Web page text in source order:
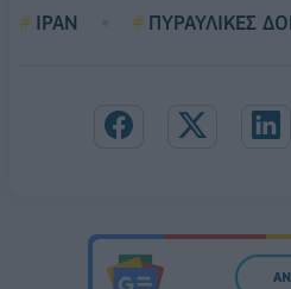
ΙΡΑΝ ΠΥΡΑΥΛΙΚΕΣ